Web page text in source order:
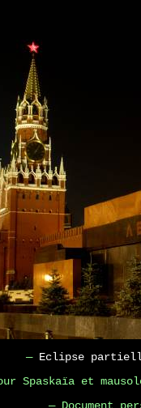
— Eclipse
Spaskaïa et